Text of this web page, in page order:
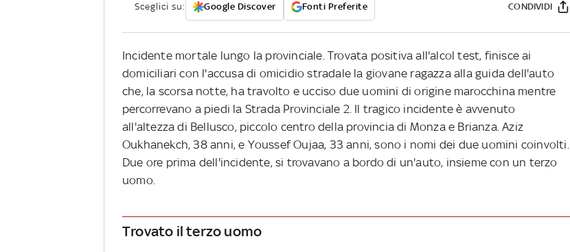
Sceglici su: Google Discover Fonti Preferite CONDIVIDI
Incidente mortale lungo la provinciale. Trovata positiva all'alcol test, finisce ai
domiciliari con l'accusa di omicidio stradale la giovane ragazza alla guida dell'auto
che, la scorsa notte, ha travolto e ucciso due uomini di origine marocchina mentre
percorrevano a piedi la Strada Provinciale 2. Il tragico incidente è avvenuto
all'altezza di Bellusco, piccolo centro della provincia di Monza e Brianza. Aziz
Oukhanekch, 38 anni, e Youssef Oujaa, 33 anni, sono i nomi dei due uomini coinvolti.
Due ore prima dell'incidente, si trovavano a bordo di un'auto, insieme con un terzo
uomo.
Trovato il terzo uomo